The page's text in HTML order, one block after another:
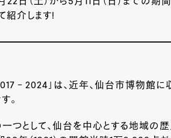
紹介します!
」は、近年、仙台市博物館に
。
つとして、仙台を中心とする地域の歴